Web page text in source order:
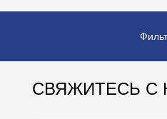
СВЯЖИТЕСЬ С